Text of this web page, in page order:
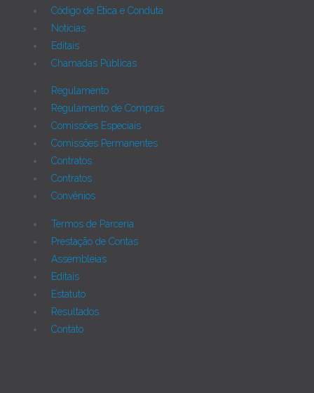
Código de Ética e Conduta
Notícias
Editais
Chamadas Públicas
Regulamento
Regulamento de Compras
Comissões Especiais
Comissões Permanentes
Contratos
Contratos
Convênios
Termos de Parceria
Prestação de Contas
Assembleias
Editais
Estatuto
Resultados
Contato